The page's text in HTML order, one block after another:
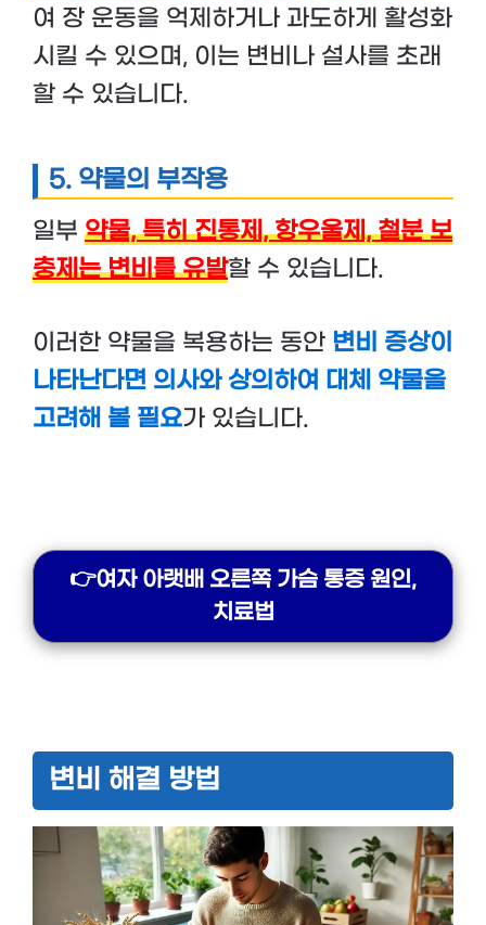
여 장 운동을 억제하거나 과도하게 활성화
시킬 수 있으며, 이는 변비나 설사를 초래
할 수 있습니다.
5. 약물의 부작용
일부 약물, 특히 진통제, 항우울제, 철분 보
충제는 변비를 유발할 수 있습니다.
이러한 약물을 복용하는 동안 변비 증상이
나타난다면 의사와 상의하여 대체 약물을
고려해 볼 필요가 있습니다.
👉여자 아랫배 오른쪽 가슴 통증 원인,
치료법
변비 해결 방법